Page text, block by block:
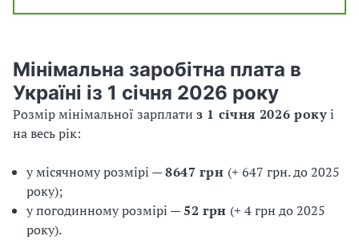
Мінімальна заробітна плата в
Україні із 1 січня 2026 року
Розмір мінімальної зарплати з 1 січня 2026 рокуі
на весь рік:
у місячному розмірі —8647 грн (+ 647 грн. до 2025
року);
у погодинному розмірі —52 грн (+ 4 грн до 2025
року).